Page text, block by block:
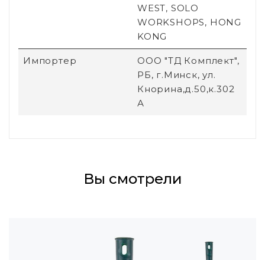
WEST, SOLO
WORKSHOPS, HONG
KONG
Импортер
ООО "ТД Комплект",
РБ, г.Минск, ул.
Кнорина,д.50,к.302
А
Вы смотрели